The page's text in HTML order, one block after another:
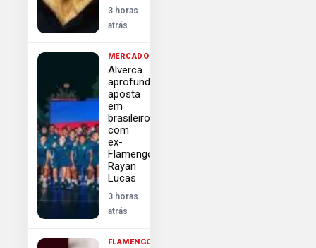
3 horas
atrás
MERCADO
Alverca
aprofunda
aposta
em
brasileiros
com
ex-
Flamengo
Rayan
Lucas
3 horas
atrás
FLAMENGO